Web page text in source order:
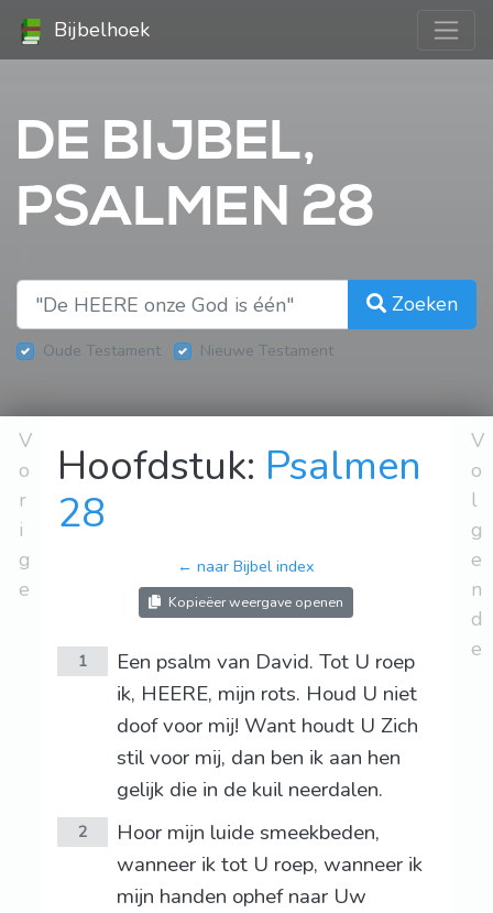
Bijbelhoek
DE BIJBEL,
PSALMEN 28
Zoeken
Oude Testament Nieuwe Testament
V
o
r
i
g
e
Hoofdstuk: Psalmen
28
← naar Bijbel index
Kopieëer weergave openen
1
Een psalm van David. Tot U roep
ik, HEERE, mijn rots. Houd U niet
doof voor mij! Want houdt U Zich
stil voor mij, dan ben ik aan hen
gelijk die in de kuil neerdalen.
2
Hoor mijn luide smeekbeden,
wanneer ik tot U roep, wanneer ik
mijn handen ophef naar Uw
V
o
l
g
e
n
d
e